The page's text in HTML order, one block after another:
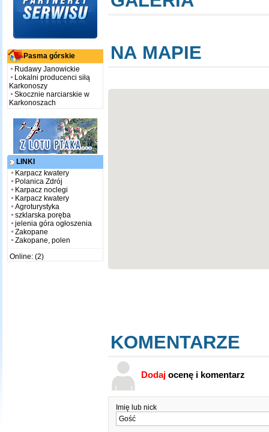
Pasma górskie
Rudawy Janowickie
Lokalni producenci siłą
Karkonoszy
Skocznie narciarskie w
Karkonoszach
LINKI
Karpacz kwatery
Polanica Zdrój
Karpacz noclegi
Karpacz kwatery
Agroturystyka
szklarska poręba
jelenia góra ogłoszenia
Zakopane
Zakopane, polen
Online: (2)
NA MAPIE
KOMENTARZE
Dodajocenę i komentarz
Imię lub nick